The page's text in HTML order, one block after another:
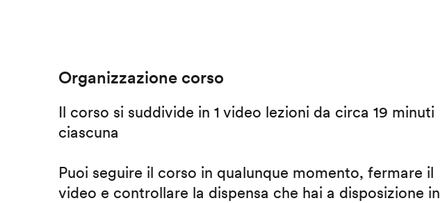
Organizzazione corso
Il corso si suddivide in 1 video lezioni da circa 19 minuti
ciascuna
Puoi seguire il corso in qualunque momento, fermare il
video e controllare la dispensa che hai a disposizione in